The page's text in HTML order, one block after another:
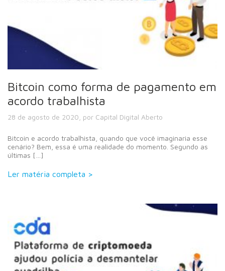
Bitcoin como forma de pagamento em
acordo trabalhista
28 de agosto de 2020, por Capital Digital Aberto
Bitcoin e acordo trabalhista, quando que você imaginaria esse
cenário? Bem, essa é uma realidade do momento. Segundo as
últimas […]
Ler matéria completa >